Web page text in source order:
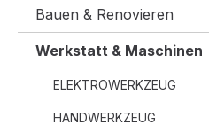
Bauen & Renovieren
Werkstatt & Maschinen
ELEKTROWERKZEUG
HANDWERKZEUG